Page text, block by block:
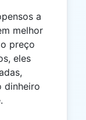
a
melhor
preço
eles
dinheiro